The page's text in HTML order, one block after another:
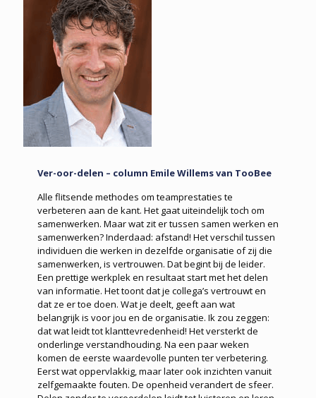
Ver-oor-delen – column Emile Willems van TooBee
Alle flitsende methodes om teamprestaties te
verbeteren aan de kant. Het gaat uiteindelijk toch om
samenwerken. Maar wat zit er tussen samen werken en
samenwerken? Inderdaad: afstand! Het verschil tussen
individuen die werken in dezelfde organisatie of zij die
samenwerken, is vertrouwen. Dat begint bij de leider.
Een prettige werkplek en resultaat start met het delen
van informatie. Het toont dat je collega’s vertrouwt en
dat ze er toe doen. Wat je deelt, geeft aan wat
belangrijk is voor jou en de organisatie. Ik zou zeggen:
dat wat leidt tot klanttevredenheid! Het versterkt de
onderlinge verstandhouding. Na een paar weken
komen de eerste waardevolle punten ter verbetering.
Eerst wat oppervlakkig, maar later ook inzichten vanuit
zelfgemaakte fouten. De openheid verandert de sfeer.